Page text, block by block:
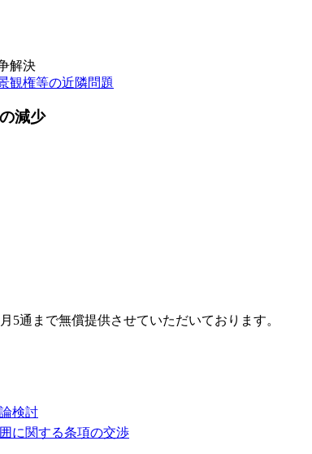
解決
観権等の近隣問題
減少
5通まで無償提供させていただいております。
検討
に関する条項の交渉